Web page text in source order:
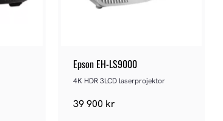
Epson EH-LS9000
4K HDR 3LCD laserprojektor
39 900 kr